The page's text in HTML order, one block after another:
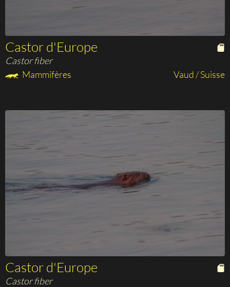
Castor d'Europe
Castor fiber
Mammifères
Vaud / Suisse
Castor d'Europe
Castor fiber